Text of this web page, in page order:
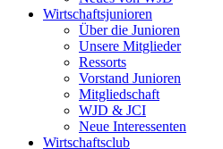
Wirtschaftsjunioren
Über die Junioren
Unsere Mitglieder
Ressorts
Vorstand Junioren
Mitgliedschaft
WJD & JCI
Neue Interessenten
Wirtschaftsclub